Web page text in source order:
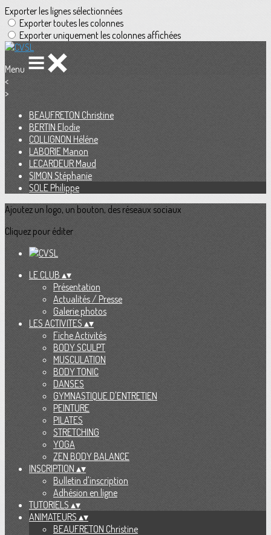
Exporter les lignes sélectionnées
Exporter toutes les colonnes
Exporter uniquement les colonnes affichées
Menu
<
>
BEAUFRETON Christine
BERTIN Elodie
COLLIGNON Héléne
LABORIE Manon
LECARDEUR Maud
SIMON Stéphanie
SOLE Philippe
Ajoutez un logo, un bouton, des réseaux sociaux
Cliquez pour éditer
LE CLUB ▴▾
Présentation
Actualités / Presse
Galerie photos
LES ACTIVITES ▴▾
Fiche Activités
BODY SCULPT
MUSCULATION
BODY TONIC
DANSES
GYMNASTIQUE D'ENTRETIEN
PEINTURE
PILATES
STRETCHING
YOGA
ZEN BODY BALANCE
INSCRIPTION ▴▾
Bulletin d'inscription
Adhésion en ligne
TUTORIELS ▴▾
ANIMATEURS ▴▾
BEAUFRETON Christine